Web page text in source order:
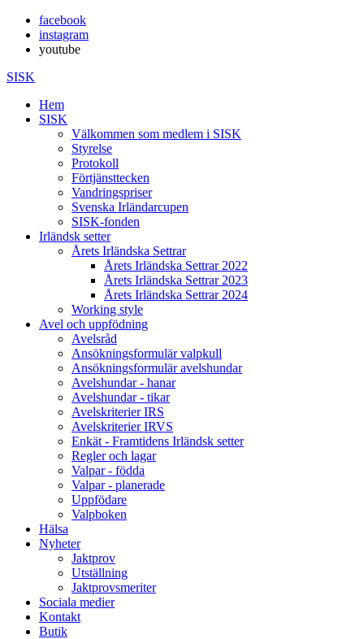
facebook
instagram
youtube
SISK
Hem
SISK
Välkommen som medlem i SISK
Styrelse
Protokoll
Förtjänsttecken
Vandringspriser
Svenska Irländarcupen
SISK-fonden
Irländsk setter
Årets Irländska Settrar
Årets Irländska Settrar 2022
Årets Irländska Settrar 2023
Årets Irländska Settrar 2024
Working style
Avel och uppfödning
Avelsråd
Ansökningsformulär valpkull
Ansökningsformulär avelshundar
Avelshundar - hanar
Avelshundar - tikar
Avelskriterier IRS
Avelskriterier IRVS
Enkät - Framtidens Irländsk setter
Regler och lagar
Valpar - födda
Valpar - planerade
Uppfödare
Valpboken
Hälsa
Nyheter
Jaktprov
Utställning
Jaktprovsmeriter
Sociala medier
Kontakt
Butik